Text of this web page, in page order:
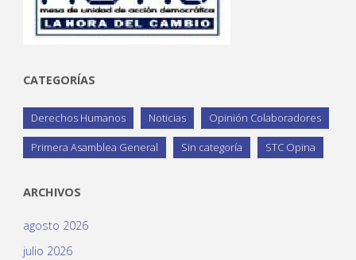
CATEGORÍAS
Derechos Humanos Noticias Opinión Colaboradores
Primera Asamblea General Sin categoría STC Opina
ARCHIVOS
agosto 2026
julio 2026